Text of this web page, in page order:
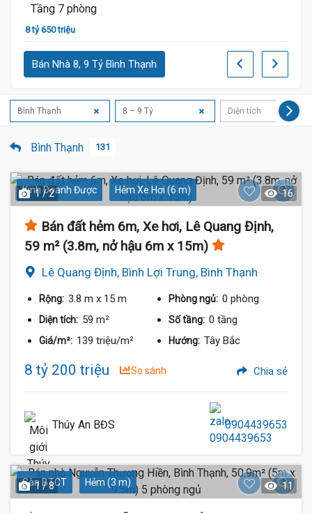
8 tỷ 650 triệu
Bán Nhà 8, 9 Tỷ Bình Thạnh
Bình Thạnh 8 – 9 Tỷ Diện tích
Bình Thạnh 131
Kinh Doanh Được Hẻm Xe Hơi (6 m)
1 / 2 16
Bán đất hẻm 6m, Xe hơi, Lê Quang Định,
59 m² (3.8m, nở hậu 6m x 15m)
Lê Quang Định, Bình Lợi Trung, Bình Thạnh
Rộng: 3.8 m x 15 m Phòng ngủ: 0 phòng
Diện tích: 59 m² Số tầng: 0 tầng
Giá/m²: 139 triệu/m² Hướng: Tây Bắc
8 tỷ 200 triệu So sánh Chia sẻ
Thúy An BĐS 0904439653
Sàn BTCT Hẻm (3 m)
1 / 8 11